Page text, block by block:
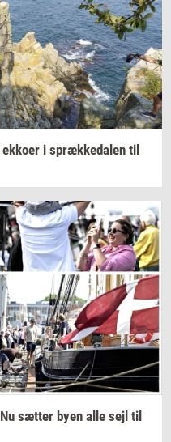
ek­ko­er i spræk­ke­da­len til
Nu sæt­ter byen alle sejl til